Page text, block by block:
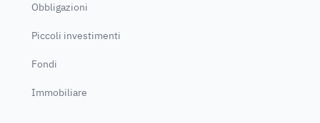
Obbligazioni
Piccoli investimenti
Fondi
Immobiliare